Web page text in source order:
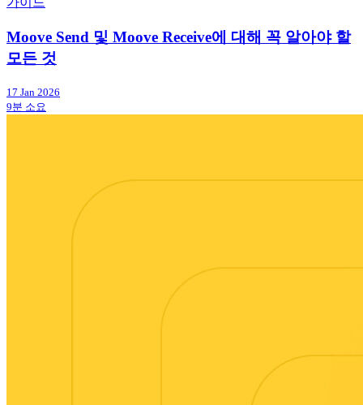
Moove Send 및 Moove Receive에 대해 꼭 알아야 할
모든 것
17 Jan 2026
9분 소요